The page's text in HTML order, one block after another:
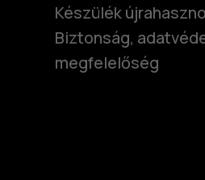
Készülék
Biztonság,
megfelelőség